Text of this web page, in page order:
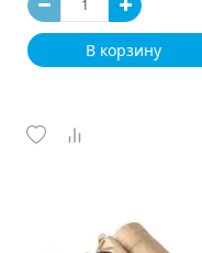
В корзину